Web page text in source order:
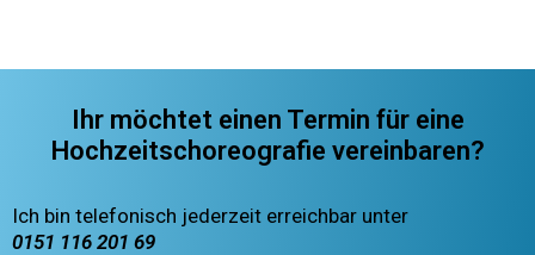
Ihr möchtet einen Termin für eine
Hochzeitschoreografie vereinbaren?
Ich bin telefonisch jederzeit erreichbar unter
0151 116 201 69